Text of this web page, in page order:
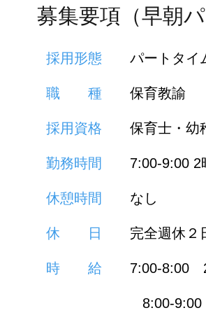
募集要項（早朝
採用形態 パートタイ
職 種 保育教諭
採用資格 保育士・幼
勤務時間 7:00-9:00 2
休憩時間 なし
休 日 完全週休２
時 給 7:00-8:00
8:00-9:00